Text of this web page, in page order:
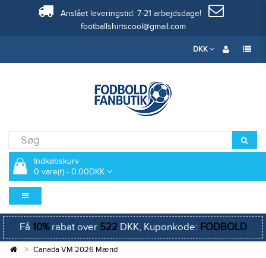
Anslået leveringstid: 7-21 arbejdsdage!
footballshirtscool@gmail.com
DKK
Indkøbskurv
0 vare(r) - 0.00DKK
Få 10%rabat over 522DKK, Kuponkode: FODBOLD
Canada VM 2026 Mænd